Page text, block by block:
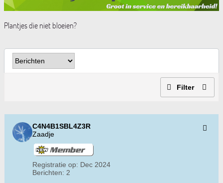
Plantjes die niet bloeien?
Filter
C4N4B1SBL4Z3R
Zaadje
Registratie op: Dec 2024
Berichten: 2